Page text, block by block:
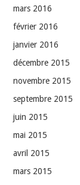
mars 2016
février 2016
janvier 2016
décembre 2015
novembre 2015
septembre 2015
juin 2015
mai 2015
avril 2015
mars 2015